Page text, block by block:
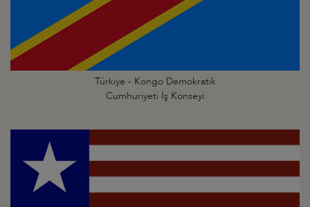
Türkiye - Kongo Demokratik
Cumhuriyeti İş Konseyi